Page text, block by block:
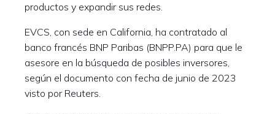
productos y expandir sus redes.
EVCS, con sede en California, ha contratado al
banco francés BNP Paribas (BNPP.PA) para que le
asesore en la búsqueda de posibles inversores,
según el documento con fecha de junio de 2023
visto por Reuters.